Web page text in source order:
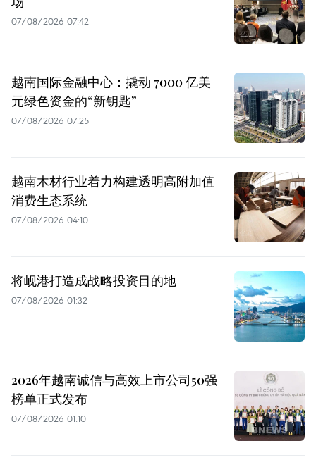
07/08/2026 07:42
越南国际金融中心：撬动 7000 亿美
元绿色资金的“新钥匙”
07/08/2026 07:25
越南木材行业着力构建透明高附加值
消费生态系统
07/08/2026 04:10
将岘港打造成战略投资目的地
07/08/2026 01:32
2026年越南诚信与高效上市公司50强
榜单正式发布
07/08/2026 01:10